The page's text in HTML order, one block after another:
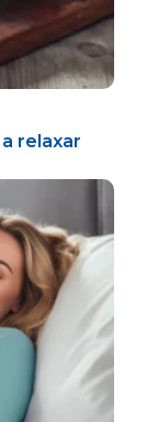
relaxar